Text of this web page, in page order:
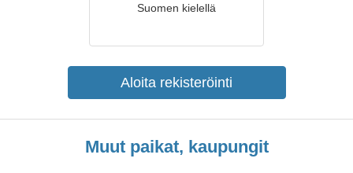
Suomen kielellä
Aloita rekisteröinti
Muut paikat, kaupungit